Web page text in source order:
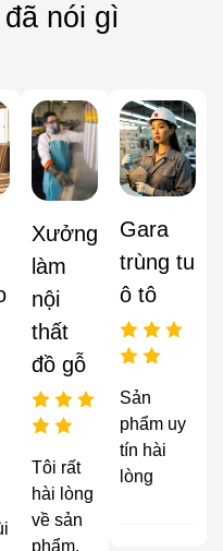
nói gì
Xưởng
làm
nội
thất
đồ gỗ
Tôi rất
hài lòng
về sản
phẩm,
Gara
trùng tu
ô tô
Sản
phẩm uy
tín hài
lòng